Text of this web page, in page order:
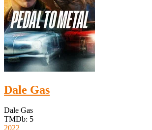
Dale Gas
Dale Gas
TMDb: 5
2022